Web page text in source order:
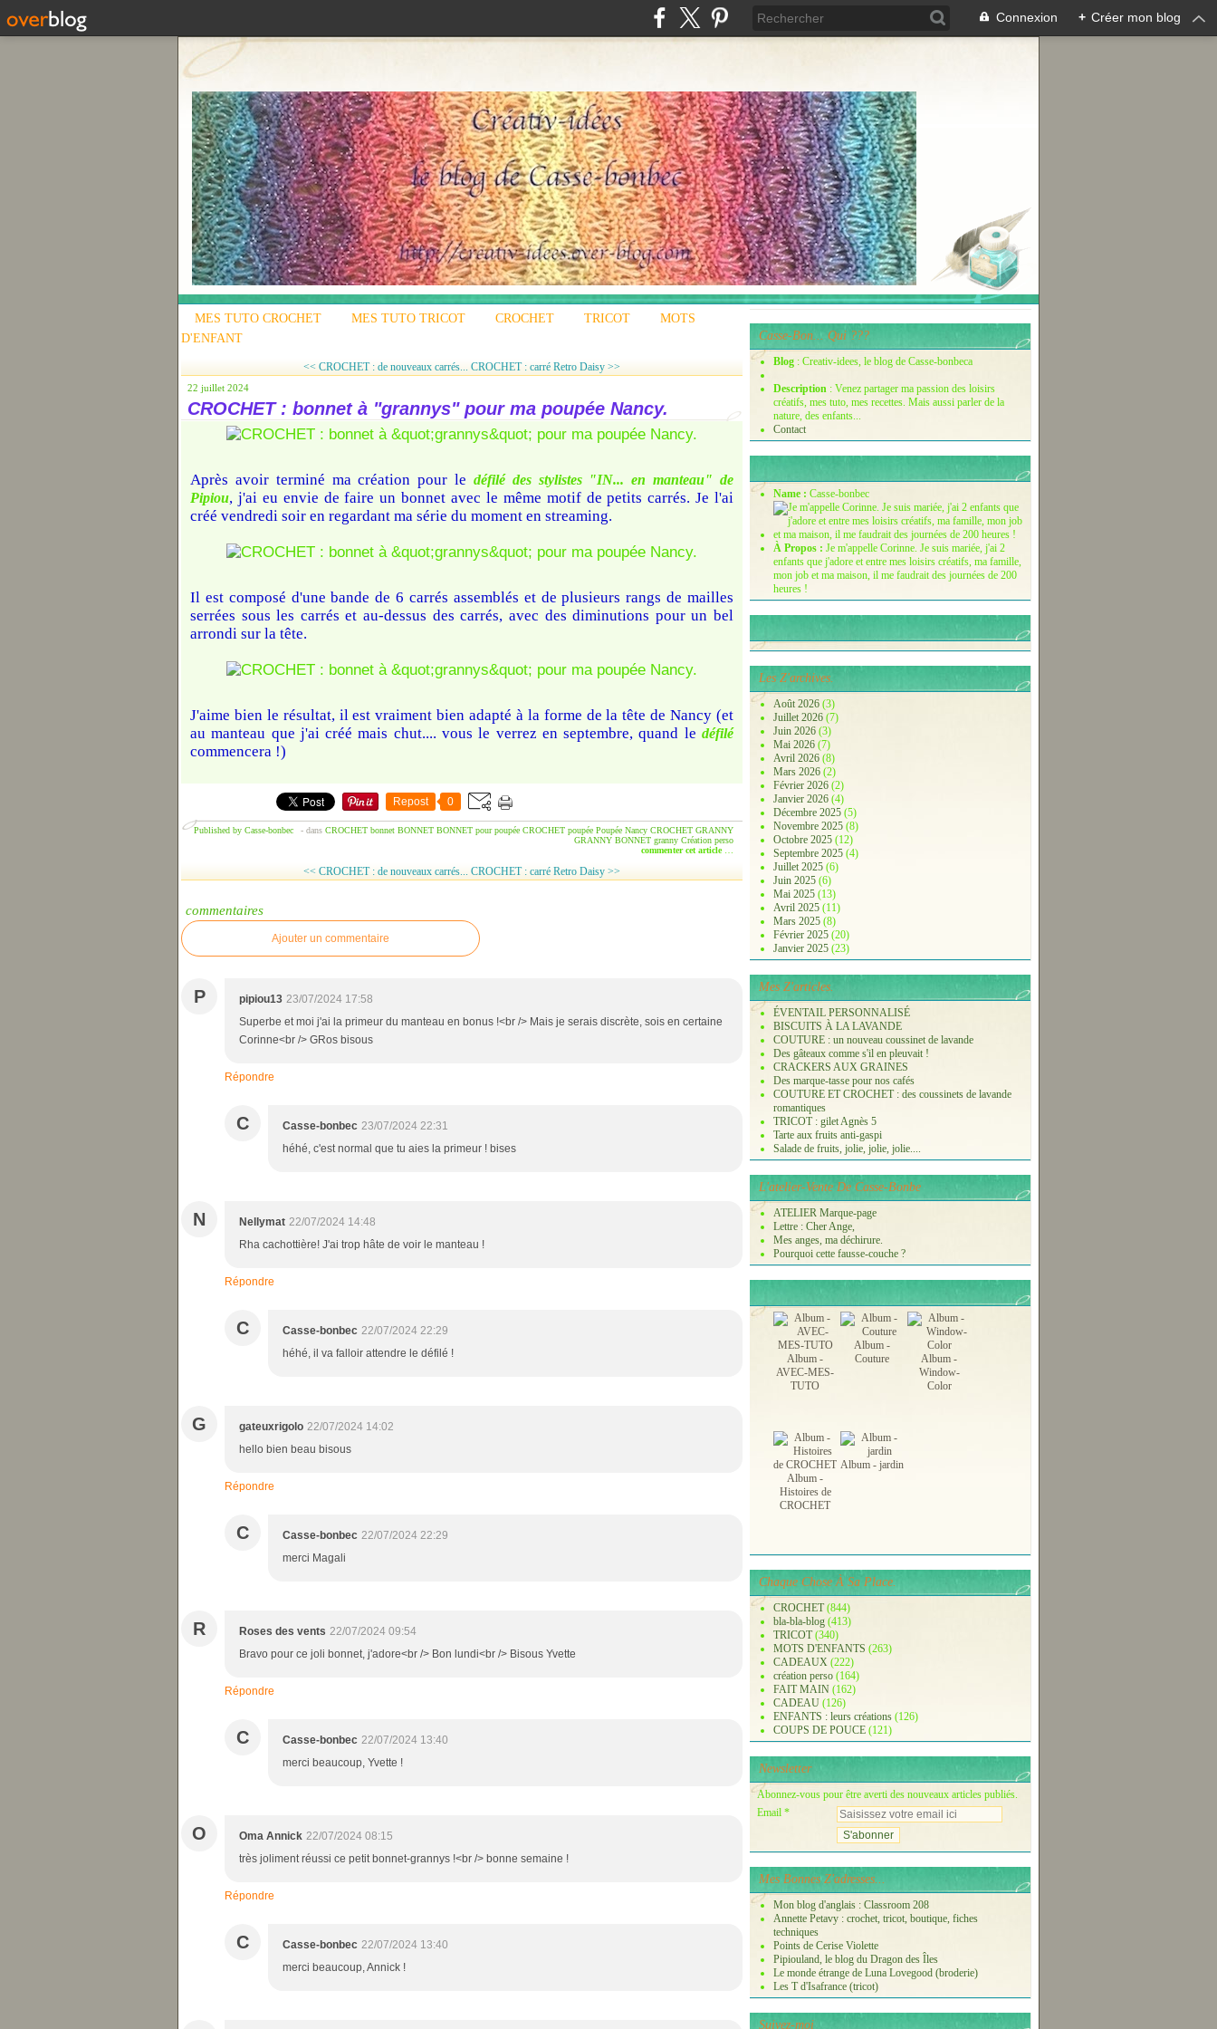
Connexion + Créer mon blog
MES TUTO CROCHET MES TUTO TRICOT CROCHET TRICOT
MOTS
D'ENFANT
<< CROCHET : de nouveaux carrés... CROCHET : carré Retro Daisy >>
22 juillet 2024
CROCHET : bonnet à "grannys" pour ma poupée Nancy.
Après avoir terminé ma création pour le défilé des stylistes "IN... en manteau" de
Pipiou, j'ai eu envie de faire un bonnet avec le même motif de petits carrés. Je l'ai
créé vendredi soir en regardant ma série du moment en streaming.
Il est composé d'une bande de 6 carrés assemblés et de plusieurs rangs de mailles
serrées sous les carrés et au-dessus des carrés, avec des diminutions pour un bel
arrondi sur la tête.
J'aime bien le résultat, il est vraiment bien adapté à la forme de la tête de Nancy (et
au manteau que j'ai créé mais chut.... vous le verrez en septembre, quand le défilé
commencera !)
Repost 0
Published by Casse-bonbec - dans CROCHET bonnet BONNET BONNET pour poupée CROCHET poupée Poupée Nancy CROCHET GRANNY
GRANNY BONNET granny Création perso
commenter cet article
<< CROCHET : de nouveaux carrés... CROCHET : carré Retro Daisy >>
commentaires
Ajouter un commentaire
P pipiou13 23/07/2024 17:58
Superbe et moi j'ai la primeur du manteau en bonus !<br /> Mais je serais discrète, sois en certaine
Corinne<br /> GRos bisous
Répondre
C Casse-bonbec 23/07/2024 22:31
héhé, c'est normal que tu aies la primeur ! bises
N Nellymat 22/07/2024 14:48
Rha cachottière! J'ai trop hâte de voir le manteau !
Répondre
C Casse-bonbec 22/07/2024 22:29
héhé, il va falloir attendre le défilé !
G gateuxrigolo 22/07/2024 14:02
hello bien beau bisous
Répondre
C Casse-bonbec 22/07/2024 22:29
merci Magali
R Roses des vents 22/07/2024 09:54
Bravo pour ce joli bonnet, j'adore<br /> Bon lundi<br /> Bisous Yvette
Répondre
C Casse-bonbec 22/07/2024 13:40
merci beaucoup, Yvette !
O Oma Annick 22/07/2024 08:15
très joliment réussi ce petit bonnet-grannys !<br /> bonne semaine !
Répondre
C Casse-bonbec 22/07/2024 13:40
merci beaucoup, Annick !
Casse-Bon... Qui ???
Blog : Creativ-idees, le blog de Casse-bonbeca
Description : Venez partager ma passion des loisirs
créatifs, mes tuto, mes recettes. Mais aussi parler de la
nature, des enfants...
Contact
Name : Casse-bonbec
À Propos : Je m'appelle Corinne. Je suis mariée, j'ai 2
enfants que j'adore et entre mes loisirs créatifs, ma famille,
mon job et ma maison, il me faudrait des journées de 200
heures !
Les Z'archives.
Août 2026 (3)
Juillet 2026 (7)
Juin 2026 (3)
Mai 2026 (7)
Avril 2026 (8)
Mars 2026 (2)
Février 2026 (2)
Janvier 2026 (4)
Décembre 2025 (5)
Novembre 2025 (8)
Octobre 2025 (12)
Septembre 2025 (4)
Juillet 2025 (6)
Juin 2025 (6)
Mai 2025 (13)
Avril 2025 (11)
Mars 2025 (8)
Février 2025 (20)
Janvier 2025 (23)
Mes Z'articles.
ÉVENTAIL PERSONNALISÉ
BISCUITS À LA LAVANDE
COUTURE : un nouveau coussinet de lavande
Des gâteaux comme s'il en pleuvait !
CRACKERS AUX GRAINES
Des marque-tasse pour nos cafés
COUTURE ET CROCHET : des coussinets de lavande
romantiques
TRICOT : gilet Agnès 5
Tarte aux fruits anti-gaspi
Salade de fruits, jolie, jolie, jolie....
L'atelier-Vente De Casse-Bonbe
ATELIER Marque-page
Lettre : Cher Ange,
Mes anges, ma déchirure.
Pourquoi cette fausse-couche ?
Album -
AVEC-MES-
TUTO
Album -
Couture
Album -
Window-
Color
Album -
Histoires de
CROCHET
Album - jardin
Chaque Chose À Sa Place.
CROCHET(844)
bla-bla-blog (413)
TRICOT(340)
MOTS D'ENFANTS (263)
CADEAUX (222)
création perso (164)
FAIT MAIN (162)
CADEAU (126)
ENFANTS : leurs créations (126)
COUPS DE POUCE (121)
Newsletter
Abonnez-vous pour être averti des nouveaux articles publiés.
Email
Mes Bonnes Z'adresses...
Mon blog d'anglais : Classroom 208
Annette Petavy : crochet, tricot, boutique, fiches
techniques
Points de Cerise Violette
Pipiouland, le blog du Dragon des Îles
Le monde étrange de Luna Lovegood (broderie)
Les T d'Isafrance (tricot)
Suivez-moi